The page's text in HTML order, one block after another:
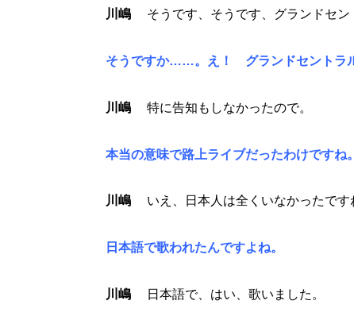
川嶋 そうです、そうです、グランドセン
そうですか……。え！ グランドセントラ
川嶋 特に告知もしなかったので。
本当の意味で路上ライブだったわけです
川嶋 いえ、日本人は全くいなかったです
日本語で歌われたんですよね。
川嶋 日本語で、はい、歌いました。